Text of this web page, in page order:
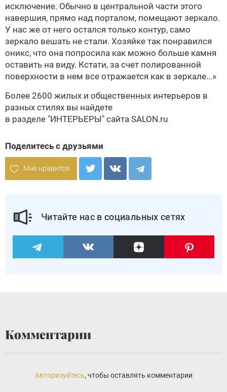
исключение. Обычно в центральной части этого
навершия, прямо над порталом, помещают зеркало.
У нас же от него остался только контур, само
зеркало вешать не стали. Хозяйке так понравился
оникс, что она попросила как можно больше камня
оставить на виду. Кстати, за счет полированной
поверхности в нем все отражается как в зеркале...»
Более 2600 жилых и общественных интерьеров в
разных стилях вы найдете
в разделе "ИНТЕРЬЕРЫ" сайта SALON.ru
Поделитесь с друзьями
Мне нравится
Читайте нас в социальных сетях
Комментарии
Авторизуйтесь, чтобы оставлять комментарии